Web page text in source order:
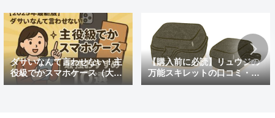
ダサいなんて言わせない！主
役級でかスマホケース（大き
めの）最強おすすめ10選
【購入前に必読】リュウジの
万能スキレットの口コミ・評
判まとめ｜後悔しないための